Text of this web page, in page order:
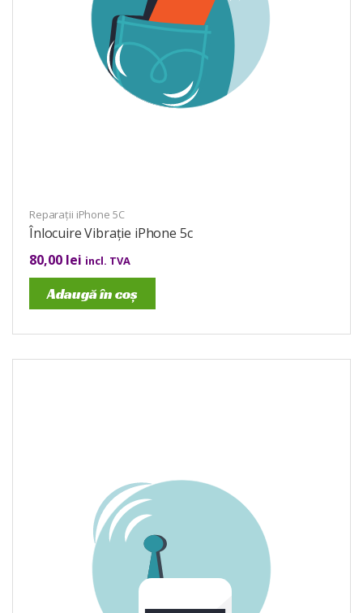
Reparații iPhone 5C
Înlocuire Vibrație iPhone 5c
80,00 lei incl. TVA
Adaugă în coș